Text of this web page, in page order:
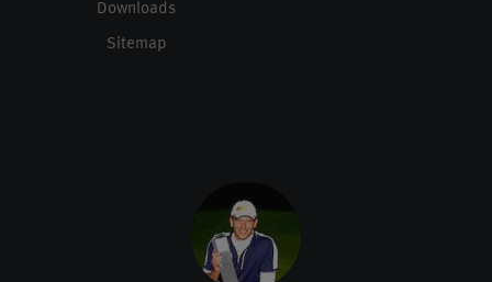
Downloads
Sitemap